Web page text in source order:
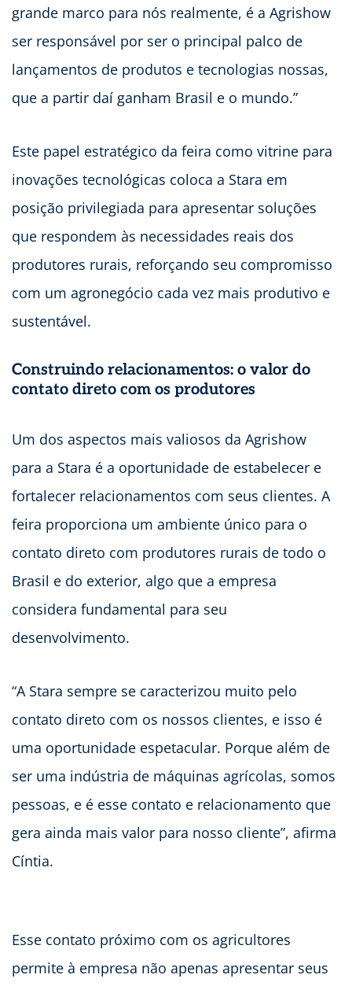
grande marco para nós realmente, é a Agrishow
ser responsável por ser o principal palco de
lançamentos de produtos e tecnologias nossas,
que a partir daí ganham Brasil e o mundo.”
Este papel estratégico da feira como vitrine para
inovações tecnológicas coloca a Stara em
posição privilegiada para apresentar soluções
que respondem às necessidades reais dos
produtores rurais, reforçando seu compromisso
com um agronegócio cada vez mais produtivo e
sustentável.
Construindo relacionamentos: o valor do
contato direto com os produtores
Um dos aspectos mais valiosos da Agrishow
para a Stara é a oportunidade de estabelecer e
fortalecer relacionamentos com seus clientes. A
feira proporciona um ambiente único para o
contato direto com produtores rurais de todo o
Brasil e do exterior, algo que a empresa
considera fundamental para seu
desenvolvimento.
“A Stara sempre se caracterizou muito pelo
contato direto com os nossos clientes, e isso é
uma oportunidade espetacular. Porque além de
ser uma indústria de máquinas agrícolas, somos
pessoas, e é esse contato e relacionamento que
gera ainda mais valor para nosso cliente”, afirma
Cíntia.
Esse contato próximo com os agricultores
permite à empresa não apenas apresentar seus